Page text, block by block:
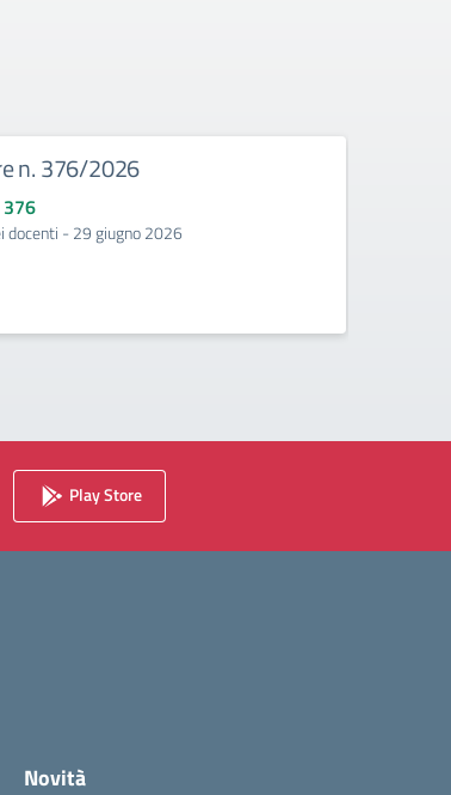
n. 376/2026
376
docenti - 29 giugno 2026
Play Store
Novità